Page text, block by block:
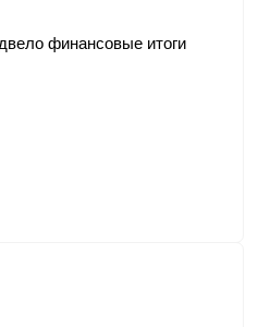
финансовые итоги